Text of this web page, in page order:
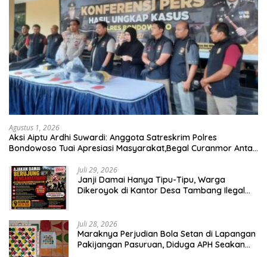
Agustus 1, 2026
Aksi Aiptu Ardhi Suwardi: Anggota Satreskrim Polres
Bondowoso Tuai Apresiasi Masyarakat,Begal Curanmor Antar
Juli 29, 2026
Janji Damai Hanya Tipu-Tipu, Warga
Dikeroyok di Kantor Desa Tambang Ilegal
Juli 28, 2026
Maraknya Perjudian Bola Setan di Lapangan
Pakijangan Pasuruan, Diduga APH Seakan